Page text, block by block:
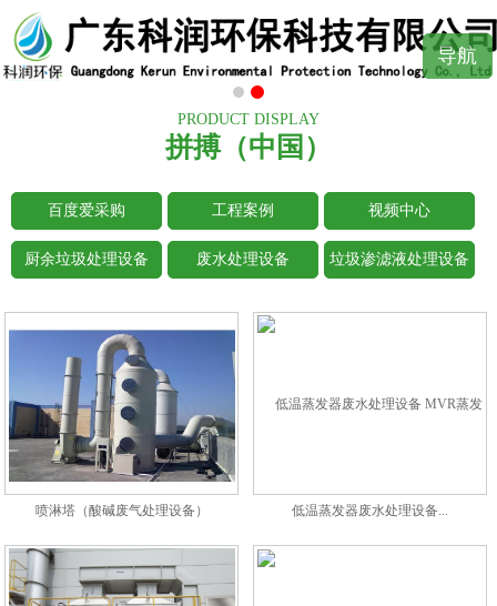
导航
PRODUCT DISPLAY
拼搏（中国）
百度爱采购 工程案例 视频中心
厨余垃圾处理设备 废水处理设备 垃圾渗滤液处理设备
喷淋塔（酸碱废气处理设备） 低温蒸发器废水处理设备...